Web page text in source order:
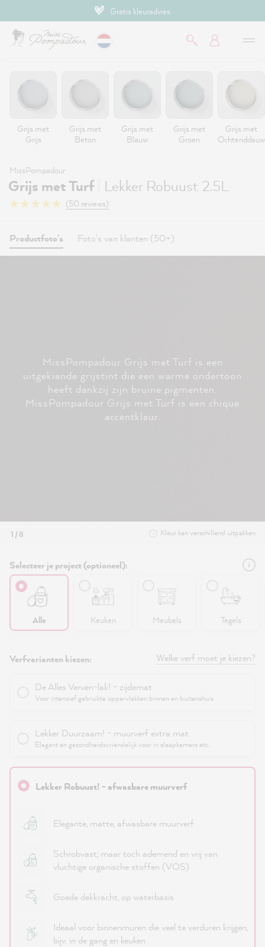
Gratis kleuradvies
Grijs met
Grijs
Grijs met
Beton
Grijs met
Blauw
Grijs met
Groen
Grijs met
Ochtenddauw
MissPompadour
Grijs met Turf Lekker Robuust 2.5L
(50 reviews)
Productfoto's Foto's van klanten (50+)
MissPompadour Grijs met Turf is een
uitgekiende grijstint die een warme ondertoon
heeft dankzij zijn bruine pigmenten.
MissPompadour Grijs met Turf is een chique
accentkleur.
1 / 8 Kleur kan verschillend uitpakken
Selecteer je project (optioneel):
Alle Keuken Meubels Tegels
Verfvarianten kiezen: Welke verf moet je kiezen?
De Alles Verven-lak! - zijdemat
Voor intensief gebruikte oppervlakken binnen en buitenshuis
Lekker Duurzaam! - muurverf extra mat
Elegant en gezondheidsvriendelijk voor in slaapkamers etc.
Lekker Robuust! - afwasbare muurverf
Elegante, matte, afwasbare muurverf
Schrobvast, maar toch ademend en vrij van
vluchtige organische stoffen (VOS)
Goede dekkracht, op waterbasis
Ideaal voor binnenmuren die veel te verduren krijgen,
bijv. in de gang en keuken